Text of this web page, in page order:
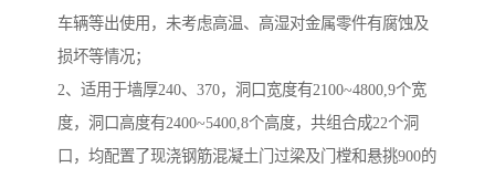
车辆等出使用，未考虑高温、高湿对金属零件有腐蚀及
损坏等情况；
2、适用于墙厚240、370，洞口宽度有2100~4800,9个宽
度，洞口高度有2400~5400,8个高度，共组合成22个洞
口，均配置了现浇钢筋混凝土门过梁及门樘和悬挑900的